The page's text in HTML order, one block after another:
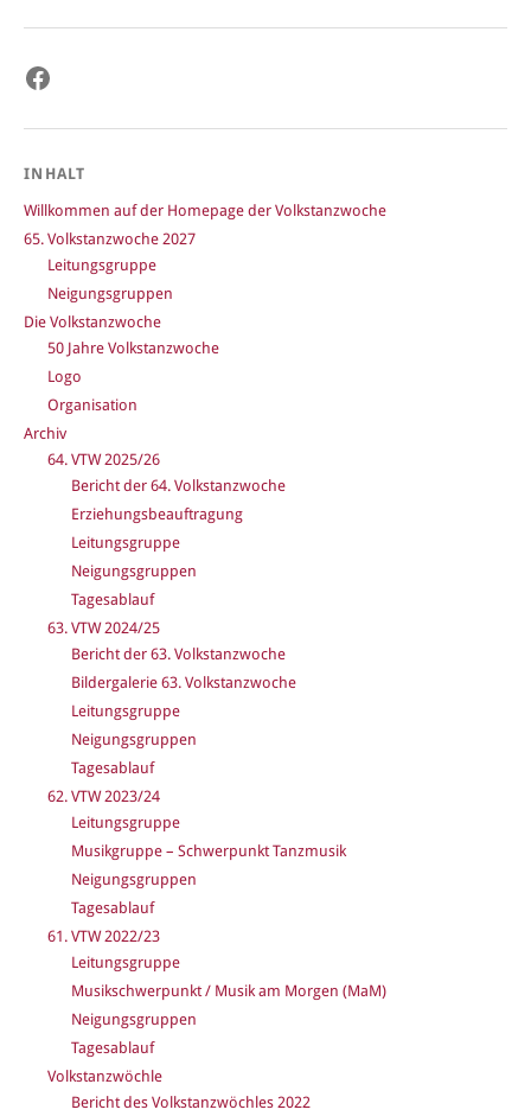
Facebook
INHALT
Willkommen auf der Homepage der Volkstanzwoche
65. Volkstanzwoche 2027
Leitungsgruppe
Neigungsgruppen
Die Volkstanzwoche
50 Jahre Volkstanzwoche
Logo
Organisation
Archiv
64. VTW 2025/26
Bericht der 64. Volkstanzwoche
Erziehungsbeauftragung
Leitungsgruppe
Neigungsgruppen
Tagesablauf
63. VTW 2024/25
Bericht der 63. Volkstanzwoche
Bildergalerie 63. Volkstanzwoche
Leitungsgruppe
Neigungsgruppen
Tagesablauf
62. VTW 2023/24
Leitungsgruppe
Musikgruppe – Schwerpunkt Tanzmusik
Neigungsgruppen
Tagesablauf
61. VTW 2022/23
Leitungsgruppe
Musikschwerpunkt / Musik am Morgen (MaM)
Neigungsgruppen
Tagesablauf
Volkstanzwöchle
Bericht des Volkstanzwöchles 2022